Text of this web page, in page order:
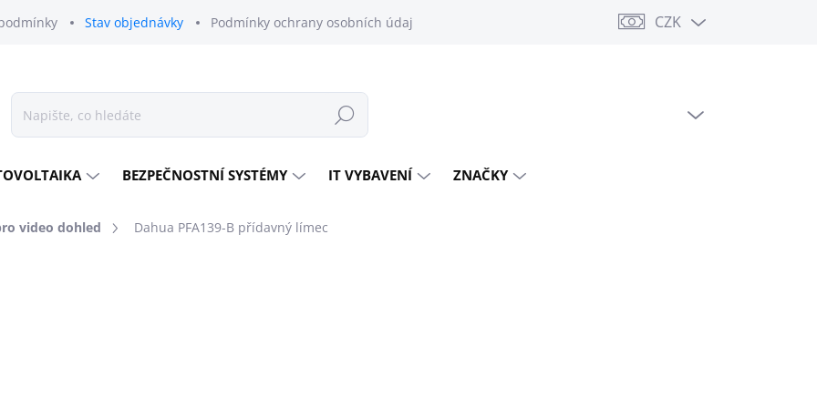
Stav objednávky Podmínky ochrany osobních údajů CZK
Hledat
BEZPEČNOSTNÍ SYSTÉMY IT VYBAVENÍ ZNAČKY
video dohled Dahua PFA139-B přídavný límec